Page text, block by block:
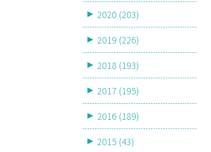
2020 (203)
2019 (226)
2018 (193)
2017 (195)
2016 (189)
2015 (43)